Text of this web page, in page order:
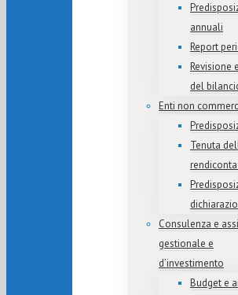
annuali
Report
Revisione
del
Enti non
Tenuta
Consulenza e
gestionale e
d’investimento
Budget e